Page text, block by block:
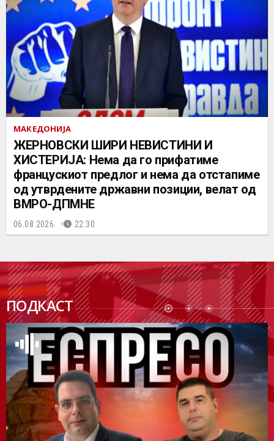
МАКЕДОНИЈА
ЖЕРНОВСКИ ШИРИ НЕВИСТИНИ И
ХИСТЕРИЈА: Нема да го прифатиме
францускиот предлог и нема да отстапиме
од утврдените државни позиции, велат од
ВМРО-ДПМНЕ
06.08.2026. 22:30
ПОДКАСТ
ПОДК
АСТ